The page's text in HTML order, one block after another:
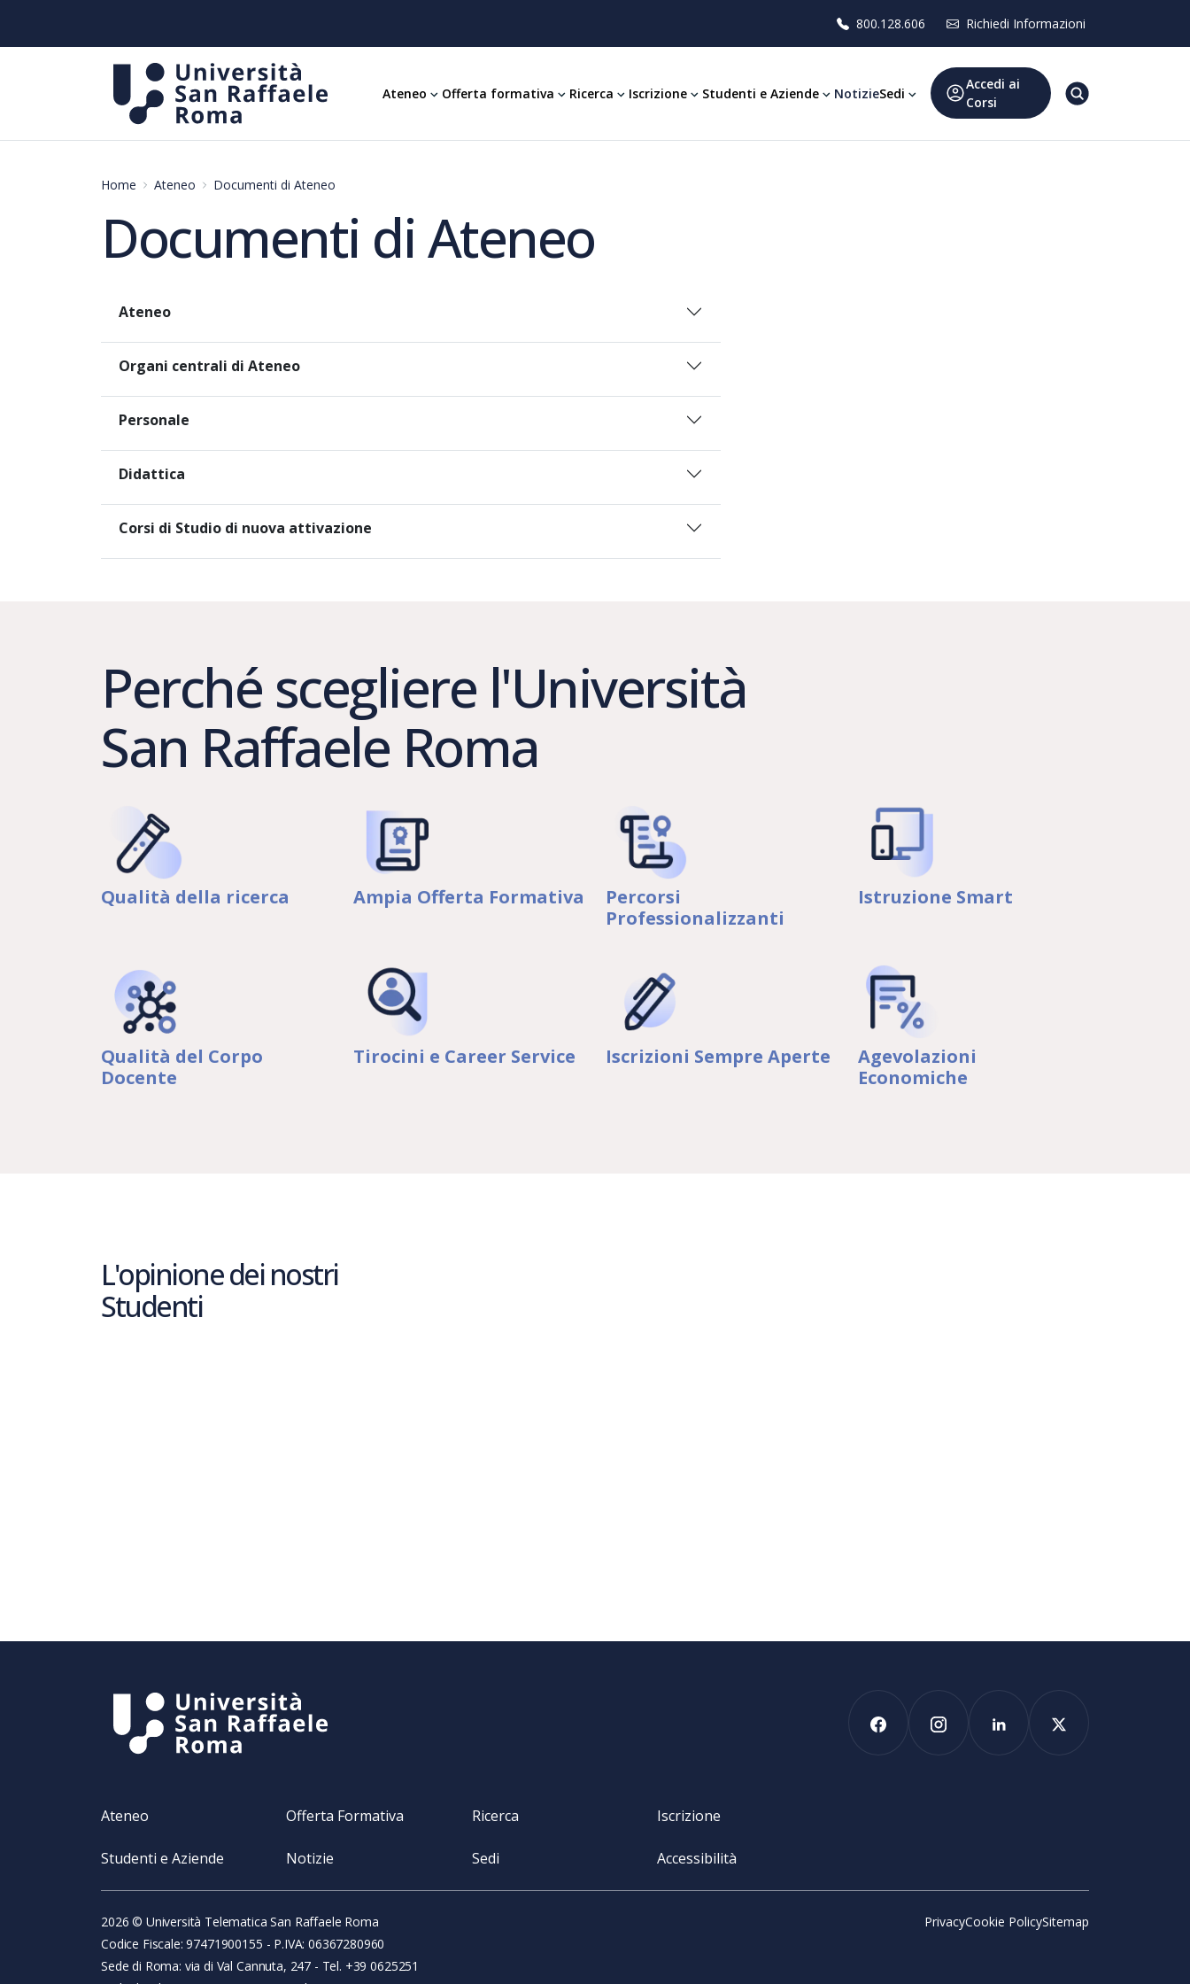
800.128.606 Richiedi Informazioni
Ateneo Offerta formativa Ricerca Iscrizione Studenti e Aziende NotizieSedi
Accedi ai
Corsi
Home Ateneo Documenti di Ateneo
Documenti di Ateneo
Ateneo
Organi centrali di Ateneo
Personale
Didattica
Corsi di Studio di nuova attivazione
Perché scegliere l'Università
San Raffaele Roma
Qualità della ricerca Ampia Offerta Formativa
Percorsi
Professionalizzanti
Istruzione Smart
Qualità del Corpo
Docente
Tirocini e Career Service Iscrizioni Sempre Aperte
Agevolazioni
Economiche
L'opinione dei nostri
Studenti
Ateneo Offerta Formativa Ricerca Iscrizione
Studenti e Aziende Notizie Sedi Accessibilità
2026 © Università Telematica San Raffaele Roma
Codice Fiscale: 97471900155 - P.IVA: 06367280960
Sede di Roma: via di Val Cannuta, 247 - Tel. +39 0625251
PrivacyCookie PolicySitemap